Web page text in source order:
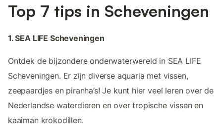
Top 7 tips in Scheveningen
1. SEA LIFE Scheveningen
Ontdek de bijzondere onderwaterwereld in SEA LIFE
Scheveningen. Er zijn diverse aquaria met vissen,
zeepaardjes en piranha’s! Je kunt hier veel leren over de
Nederlandse waterdieren en over tropische vissen en
kaaiman krokodillen.